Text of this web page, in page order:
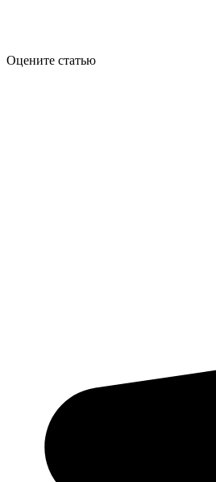
Оцените статью